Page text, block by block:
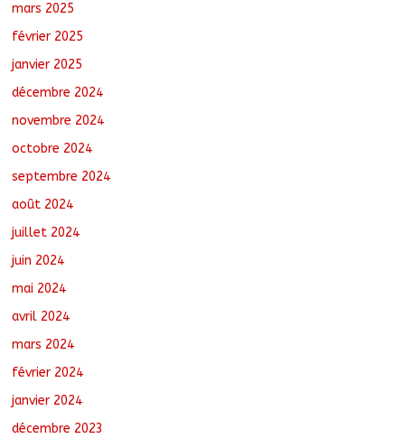
mars 2025
février 2025
janvier 2025
décembre 2024
novembre 2024
octobre 2024
septembre 2024
août 2024
juillet 2024
juin 2024
mai 2024
avril 2024
mars 2024
février 2024
janvier 2024
décembre 2023